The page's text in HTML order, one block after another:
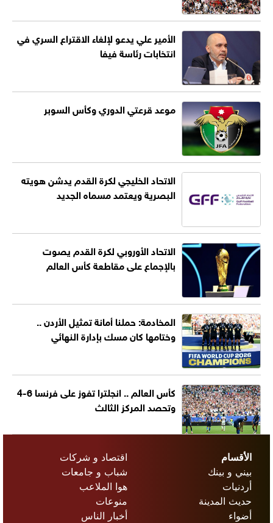
الأمير علي يدعو لإلغاء الاقتراع السري في
انتخابات رئاسة فيفا
موعد قرعتي الدوري وكأس السوبر
الاتحاد الخليجي لكرة القدم يدشن هويته
البصرية ويعتمد مسماه الجديد
الاتحاد الأوروبي لكرة القدم يصوت
بالإجماع على مقاطعة كأس العالم
المخادمة: حملنا أمانة تمثيل الأردن ..
وختامها كان مسك بإدارة النهائي
كأس العالم .. انجلترا تفوز على فرنسا 6-4
وتحصد المركز الثالث
الأقسام
بيني و بينك
أردنيات
حديث المدينة
أضواء
اقتصاد و شركات
شباب و جامعات
هوا الملاعب
منوعات
أخبار الناس